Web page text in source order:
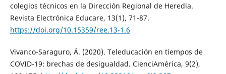
colegios técnicos en la Dirección Regional de Heredia.
Revista Electrónica Educare, 13(1), 71-87.
https://doi.org/10.15359/ree.13-1.6
Vivanco-Saraguro, Á. (2020). Teleducación en tiempos de
COVID-19: brechas de desigualdad. CienciAmérica, 9(2),